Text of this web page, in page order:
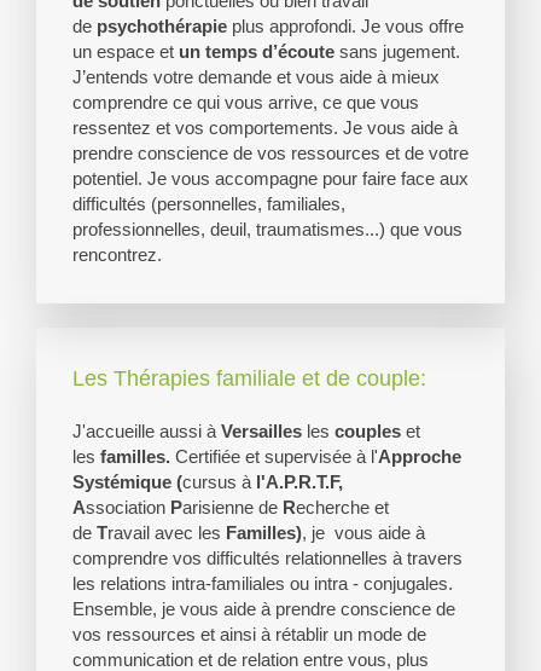
de psychothérapie plus approfondi. Je vous offre
un espace et un temps d’écoute sans jugement.
J’entends votre demande et vous aide à mieux
comprendre ce qui vous arrive, ce que vous
ressentez et vos comportements. Je vous aide à
prendre conscience de vos ressources et de votre
potentiel. Je vous accompagne pour faire face aux
difficultés (personnelles, familiales,
professionnelles, deuil, traumatismes...) que vous
rencontrez.
Les Thérapies familiale et de couple:
J'accueille aussi à Versailles les couples et
les familles. Certifiée et supervisée à l'Approche
Systémique (cursus à l'A.P.R.T.F,
Association Parisienne de Recherche et
de Travail avec les Familles), je vous aide à
comprendre vos difficultés relationnelles à travers
les relations intra-familiales ou intra - conjugales.
Ensemble, je vous aide à prendre conscience de
vos ressources et ainsi à rétablir un mode de
communication et de relation entre vous, plus